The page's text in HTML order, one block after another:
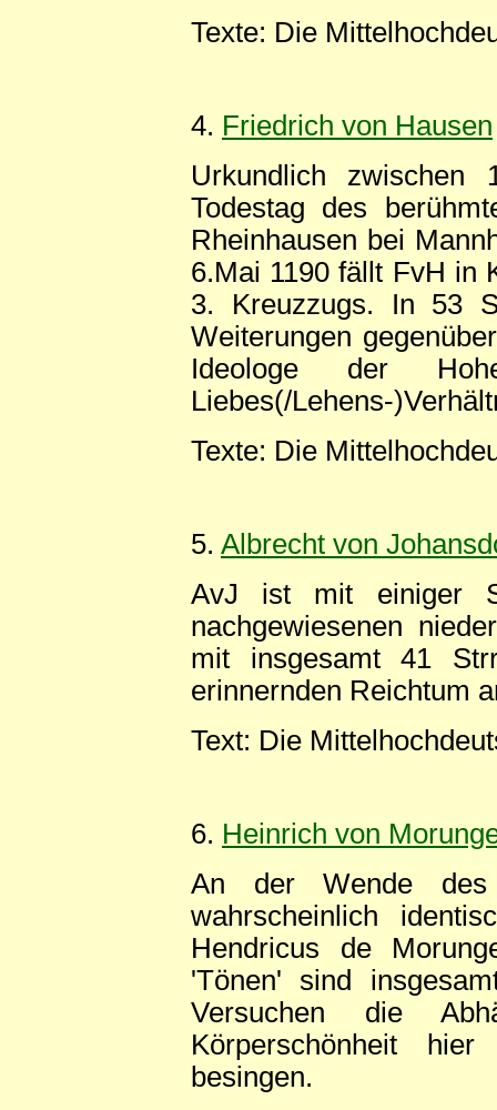
Texte: Die
4. Friedrich von Hausen
Urkundlich
Todestag des
Rheinhausen bei
6.Mai 1190 fällt FvH in
3. Kreuzzugs. In 53
Weiterungen
Ideologe der
Liebes(/Lehens-
Texte: Die
5. Albrecht von
AvJ ist mit einiger
nachgewiesenen
mit insgesamt 41
erinnernden Reichtum
Text: Die
6. Heinrich von
An der Wende des
wahrscheinlich
Hendricus de
'Tönen' sind
Versuchen die
Körperschönheit
besingen.